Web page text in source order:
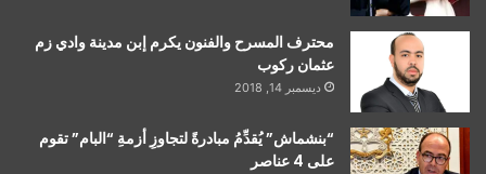
محترف المسرح والفنون يكرم إبن مدينة وادي زم
عثمان ركوب
ديسمبر 14, 2018
“بنشماش” يُقدِّمُ مبادرةً لتجاوزِ أزمةِ “البام” تقوم
على 4 عناصر